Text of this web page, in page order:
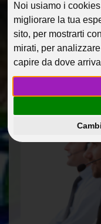
Noi usiamo i
migliorare la tua
sito, per mostrarti
mirati, per
capire da dove
ENTRY!
09 Lug 2014